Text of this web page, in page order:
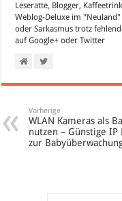
Leseratte, Blogger,
Weblog-Deluxe im
oder Sarkasmus trotz
aufGoogle+ oderTwitter
Vorherige
WLAN Kameras als
nutzen – Günstige IP
zur